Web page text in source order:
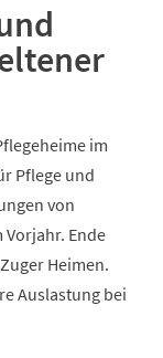
im
Pflege und
von
Vorjahr. Ende
Heimen.
Auslastung bei